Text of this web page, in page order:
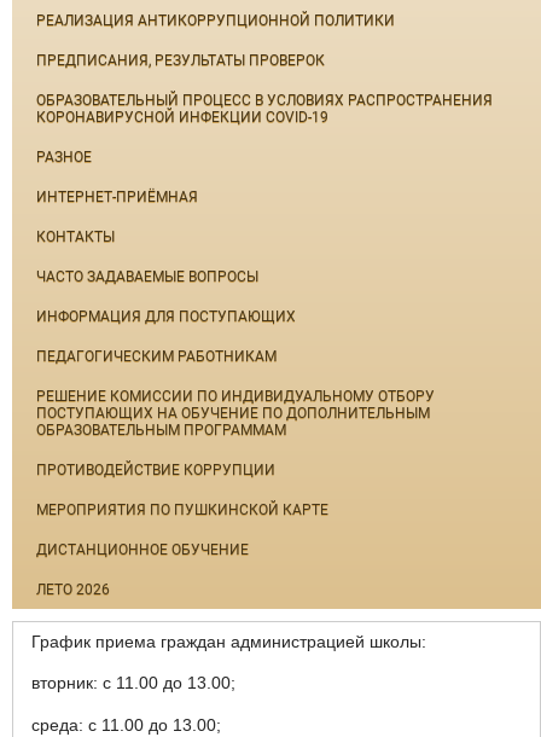
РЕАЛИЗАЦИЯ АНТИКОРРУПЦИОННОЙ ПОЛИТИКИ
ПРЕДПИСАНИЯ, РЕЗУЛЬТАТЫ ПРОВЕРОК
ОБРАЗОВАТЕЛЬНЫЙ ПРОЦЕСС В УСЛОВИЯХ РАСПРОСТРАНЕНИЯ
КОРОНАВИРУСНОЙ ИНФЕКЦИИ COVID-19
РАЗНОЕ
ИНТЕРНЕТ-ПРИЁМНАЯ
КОНТАКТЫ
ЧАСТО ЗАДАВАЕМЫЕ ВОПРОСЫ
ИНФОРМАЦИЯ ДЛЯ ПОСТУПАЮЩИХ
ПЕДАГОГИЧЕСКИМ РАБОТНИКАМ
РЕШЕНИЕ КОМИССИИ ПО ИНДИВИДУАЛЬНОМУ ОТБОРУ
ПОСТУПАЮЩИХ НА ОБУЧЕНИЕ ПО ДОПОЛНИТЕЛЬНЫМ
ОБРАЗОВАТЕЛЬНЫМ ПРОГРАММАМ
ПРОТИВОДЕЙСТВИЕ КОРРУПЦИИ
МЕРОПРИЯТИЯ ПО ПУШКИНСКОЙ КАРТЕ
ДИСТАНЦИОННОЕ ОБУЧЕНИЕ
ЛЕТО 2026
График приема граждан администрацией школы:
вторник: с 11.00 до 13.00;
среда: с 11.00 до 13.00;